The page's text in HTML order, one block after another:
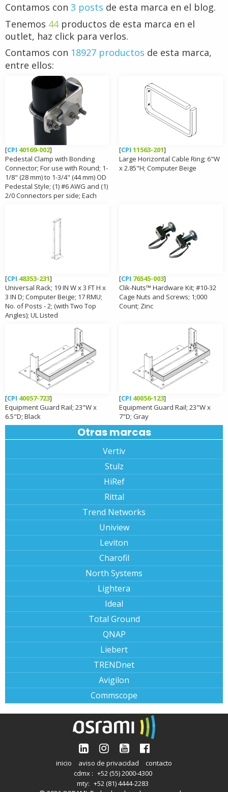
Contamos con 3 posts de esta marca en el blog.
Tenemos 44productos de esta marca en el
outlet, haz click para verlos.
Contamos con 18927 productos de esta marca,
entre ellos:
[CPI 40169-002]
Pedestal Clamp with Bonding
Connector; For use with Round; 1-
1/8" (28 mm) to 1-3/4" (44 mm) OD
Pedestal Style; (1) #6 AWG and (1)
2/0 Connectors per side; Each
[CPI 11563-201]
Large Horizontal Cable Ring; 6"W
x 2.85"H; Computer Beige
[CPI 48353-231]
Universal Rack; 19 IN W x 3 FT H x
3 IN D; Computer Beige; 17 RMU;
No. of Posts - 2; (with Two Top
Angles); UL Listed
[CPI 76545-003]
Clik-Nuts™ Hardware Kit; #10-32
Cage Nuts and Screws; 1;000
Count; Zinc
[CPI 40057-723]
Equipment Guard Rail; 23"W x
6.5"D; Black
[CPI 40056-123]
Equipment Guard Rail; 23"W x
7"D; Gray
Otras marcas
Vertiv
Stulz
HiRef
Rittal
Trend Networks
Uniview
Leviton
Charofil
North Systems
Lightera
Ideal
Total Ground
QNAP
Liebert
TRENDnet
Avigilon
Commscope
inicio aviso de privacidad
contacto
cdmx : +52 (55) 2000-4300
mty: +52 (81) 4444-2283